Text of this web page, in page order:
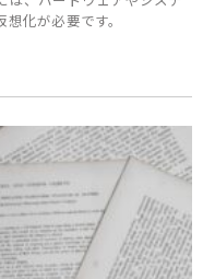
化が必要です。